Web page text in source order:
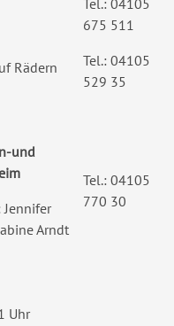
Rädern
Tel.: 04105
675 511
Tel.: 04105
529 35
und
Jennifer
Arndt
Tel.: 04105
770 30
Uhr